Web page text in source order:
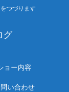
つづります
グ
ョー内容
い合わせ